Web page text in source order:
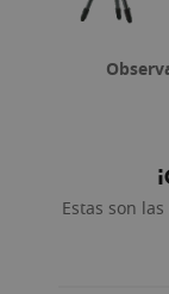
Estas son